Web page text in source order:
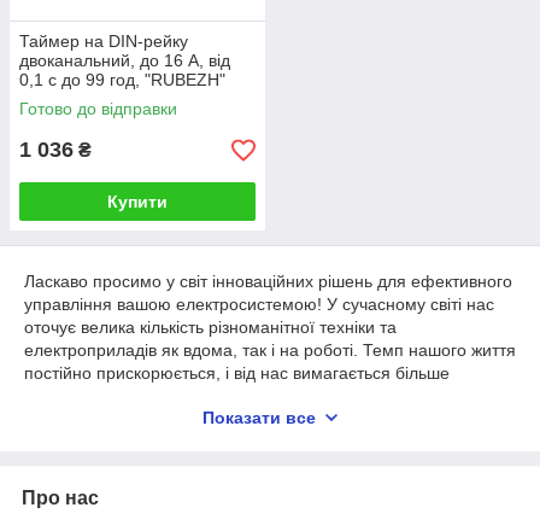
Таймер на DIN-рейку
двоканальний, до 16 А, від
0,1 с до 99 год, "RUBEZH"
РВУ-2/16, електронний
інтервальний таймер
Готово до відправки
1 036 ₴
Купити
Ласкаво просимо у світ інноваційних рішень для ефективного
управління вашою електросистемою! У сучасному світі нас
оточує велика кількість різноманітної техніки та
електроприладів як вдома, так і на роботі. Темп нашого життя
постійно прискорюється, і від нас вимагається більше
автоматизувати процеси та робити так, щоб вони вимагали
Показати все
Про нас